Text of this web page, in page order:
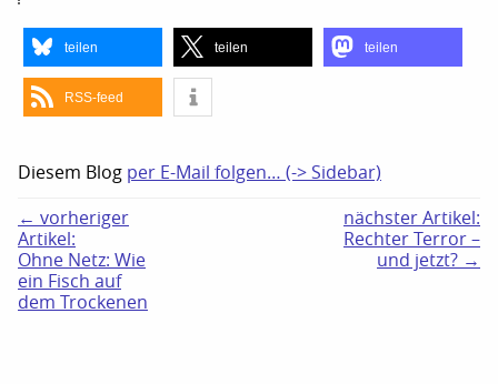
teilen teilen teilen
RSS-feed
Diesem Blog per E-Mail folgen… (-> Sidebar)
← vorheriger
Artikel:
Ohne Netz: Wie
ein Fisch auf
dem Trockenen
nächster Artikel:
Rechter Terror –
und jetzt? →